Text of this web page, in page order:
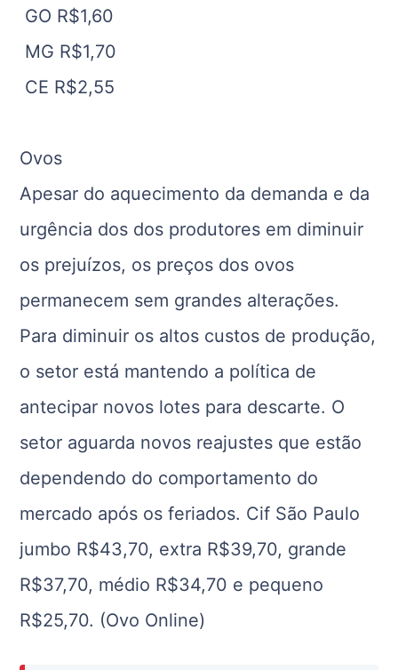
GO R$1,60
MG R$1,70
CE R$2,55
Ovos
Apesar do aquecimento da demanda e da
urgência dos dos produtores em diminuir
os prejuízos, os preços dos ovos
permanecem sem grandes alterações.
Para diminuir os altos custos de produção,
o setor está mantendo a política de
antecipar novos lotes para descarte. O
setor aguarda novos reajustes que estão
dependendo do comportamento do
mercado após os feriados. Cif São Paulo
jumbo R$43,70, extra R$39,70, grande
R$37,70, médio R$34,70 e pequeno
R$25,70. (Ovo Online)